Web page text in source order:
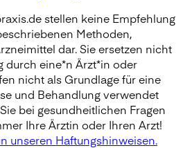
stellen keine Empfehlung
Methoden,
dar. Sie ersetzen nicht
durch eine*n Ärzt*in oder
nicht als Grundlage für eine
und Behandlung verwendet
bei gesundheitlichen Fragen
Ihre Ärztin oder Ihren Arzt!
unseren Haftungshinweisen.